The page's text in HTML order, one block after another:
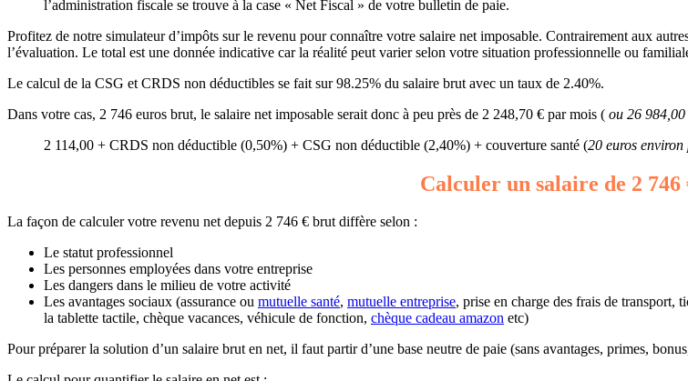
l’administration fiscale se trouve à la case « Net Fiscal » de votre bulletin de paie.
Profitez de notre simulateur d’impôts sur le revenu pour connaître votre salaire net imposable. Contrairement aux
l’évaluation. Le total est une donnée indicative car la réalité peut varier selon votre situation professionnelle ou
Le calcul de la CSG et CRDS non déductibles se fait sur 98.25% du salaire brut avec un taux de 2.40%.
Dans votre cas, 2 746 euros brut, le salaire net imposable serait donc à peu près de 2 248,70 € par mois ( ou 26
2 114,00 + CRDS non déductible (0,50%) + CSG non déductible (2,40%) + couverture santé (20 euros
Calculer un salaire de 2
La façon de calculer votre revenu net depuis 2 746 € brut diffère selon :
Le statut professionnel
Les personnes employées dans votre entreprise
Les dangers dans le milieu de votre activité
Les avantages sociaux (assurance ou mutuelle santé, mutuelle entreprise, prise en charge des frais de transport,
la tablette tactile, chèque vacances, véhicule de fonction, chèque cadeau amazon etc)
Pour préparer la solution d’un salaire brut en net, il faut partir d’une base neutre de paie (sans avantages, primes,